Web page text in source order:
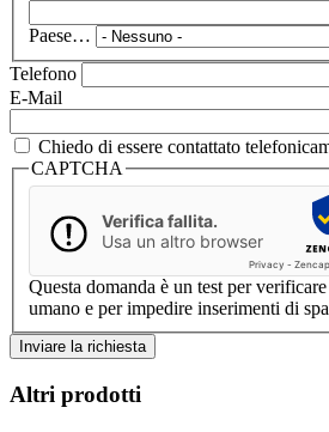
Paese…
Telefono
E-Mail
Chiedo di essere contattato
CAPTCHA
Verifica fallita.
Usa un altro browser
Privacy -
Questa domanda è un test per
umano e per
Altri prodotti